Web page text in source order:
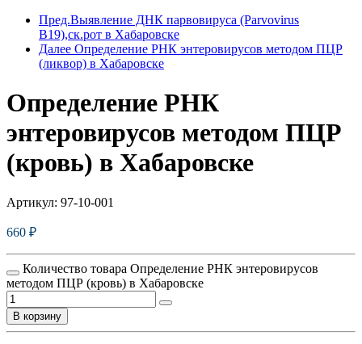
Пред.Выявление ДНК парвовируса (Parvovirus
B19),ск.рот в Хабаровске
Далее Определение РНК энтеровирусов методом ПЦР
(ликвор) в Хабаровске
Определение РНК
энтеровирусов методом ПЦР
(кровь) в Хабаровске
Артикул: 97-10-001
660 ₽
Количество товара Определение РНК энтеровирусов
методом ПЦР (кровь) в Хабаровске
В корзину